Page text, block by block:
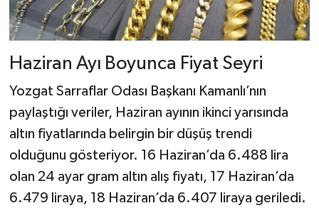
Haziran Ayı Boyunca Fiyat Seyri
Yozgat Sarraflar Odası Başkanı Kamanlı’nın
paylaştığı veriler, Haziran ayının ikinci yarısında
altın fiyatlarında belirgin bir düşüş trendi
olduğunu gösteriyor. 16 Haziran’da 6.488 lira
olan 24 ayar gram altın alış fiyatı, 17 Haziran’da
6.479 liraya, 18 Haziran’da 6.407 liraya geriledi.